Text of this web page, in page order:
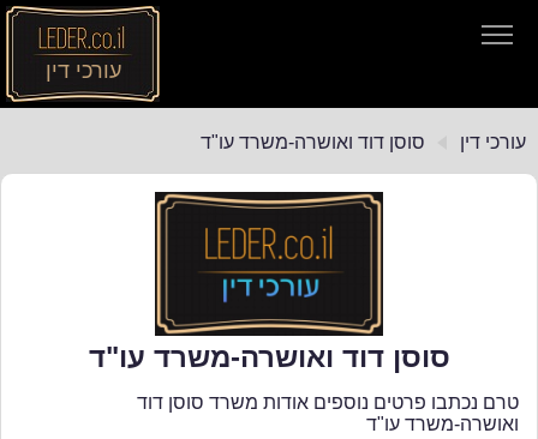
עורכי דין
עורכי דין
עורכי דין סוסן דוד ואושרה-משרד עו"ד
סוסן דוד ואושרה-משרד עו"ד
טרם נכתבו פרטים נוספים אודות משרד סוסן דוד
ואושרה-משרד עו"ד